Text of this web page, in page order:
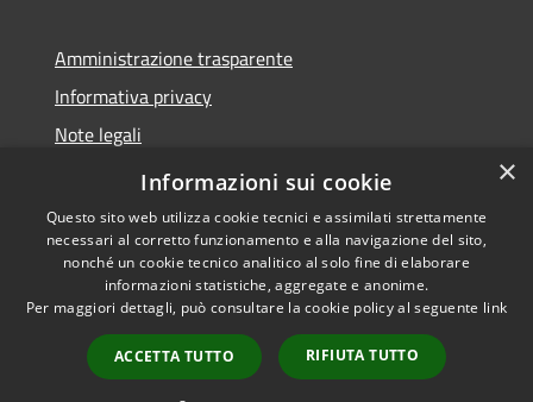
Amministrazione trasparente
Informativa privacy
Note legali
Dichiarazione di accessibilità
Accessibilità
Copyright © 2026 • Comune di
Santo Stefano del Sole •
Powered byMunicipium
Accesso redazione
×
Informazioni sui cookie
Questo sito web utilizza cookie tecnici e assimilati strettamente
necessari al corretto funzionamento e alla navigazione del sito,
nonché un cookie tecnico analitico al solo fine di elaborare
informazioni statistiche, aggregate e anonime.
Per maggiori dettagli, può consultare la cookie policy al seguente link
ACCETTA TUTTO RIFIUTA TUTTO